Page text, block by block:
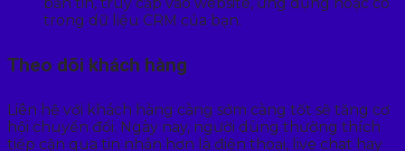
trong dữ liệu CRM của bạn.
Theo dõi khách hàng
Liên hệ với khách hàng càng sớm càng tốt sẽ tăng cơ
hội chuyển đổi. Ngày nay, người dùng thường thích
tiếp cận qua tin nhắn hơn là điện thoại, live chat hay